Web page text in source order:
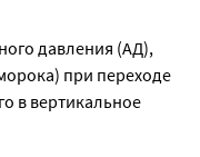
давления (АД),
при переходе
в вертикальное